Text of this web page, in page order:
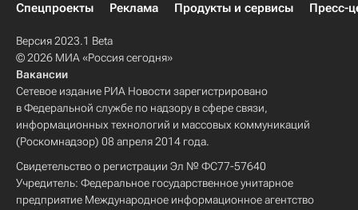
Спецпроекты
Реклама Продукты и сервисы Пресс-
Версия 2023.1 Beta
© 2026 МИА «Россия сегодня»
Вакансии
Сетевое издание РИА Новости зарегистрировано
в Федеральной службе по надзору в сфере связи,
информационных технологий и массовых коммуникаций
(Роскомнадзор) 08 апреля 2014 года.
Свидетельство о регистрации Эл № ФС77-57640
Учредитель: Федеральное государственное унитарное
предприятие Международное информационное агентство